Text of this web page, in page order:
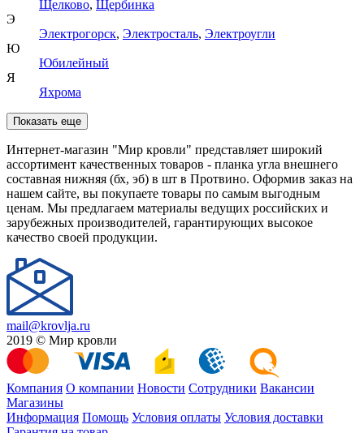
Щелково, Щербинка
Э
Электрогорск, Электросталь, Электроугли
Ю
Юбилейный
Я
Яхрома
Показать еще
Интернет-магазин "Мир кровли" представляет широкий
ассортимент качественных товаров - планка угла внешнего
составная нижняя (бх, эб) в шт в Протвино. Оформив заказ на
нашем сайте, вы покупаете товары по самым выгодным
ценам. Мы предлагаем материалы ведущих российских и
зарубежных производителей, гарантирующих высокое
качество своей продукции.
mail@krovlja.ru
2019 © Мир кровли
Компания О компании Новости Сотрудники Вакансии
Магазины
Информация Помощь Условия оплаты Условия доставки